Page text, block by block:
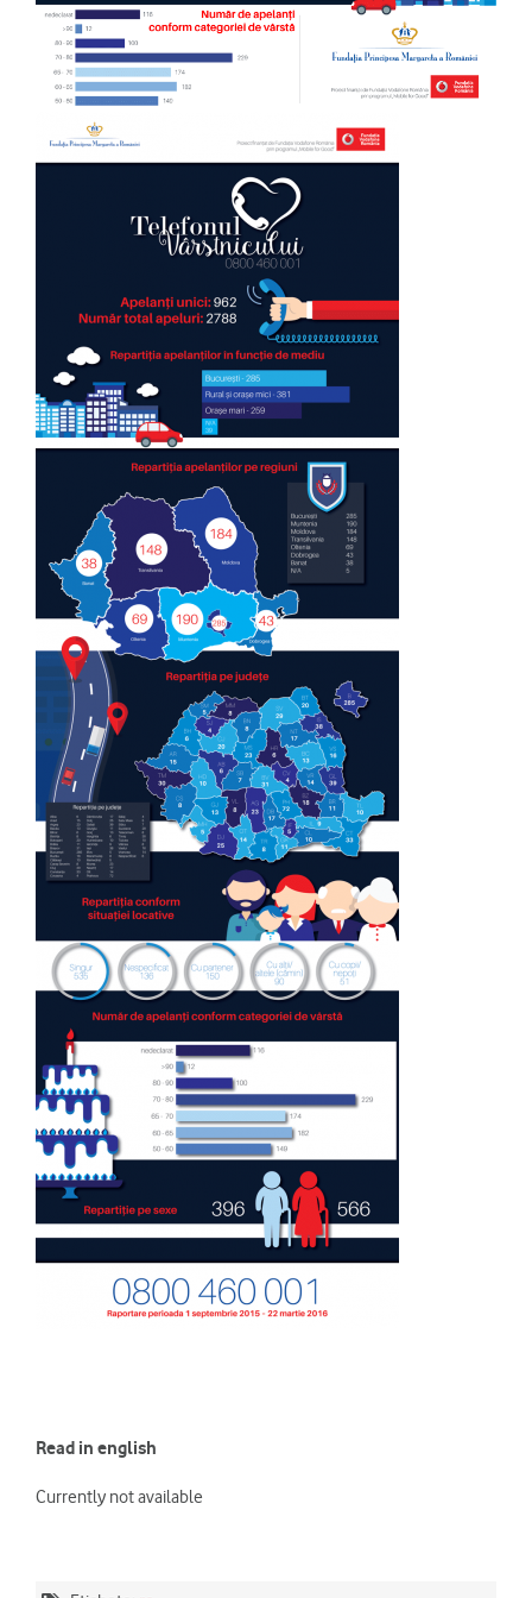
Read in english
Currently not available